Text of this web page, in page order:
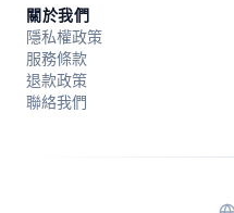
關於我們
隱私權政策
服務條款
退款政策
聯絡我們